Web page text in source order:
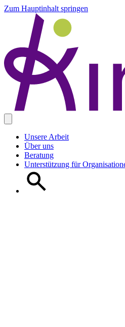
Zum Hauptinhalt springen
Unsere Arbeit
Über uns
Beratung
Unterstützung für